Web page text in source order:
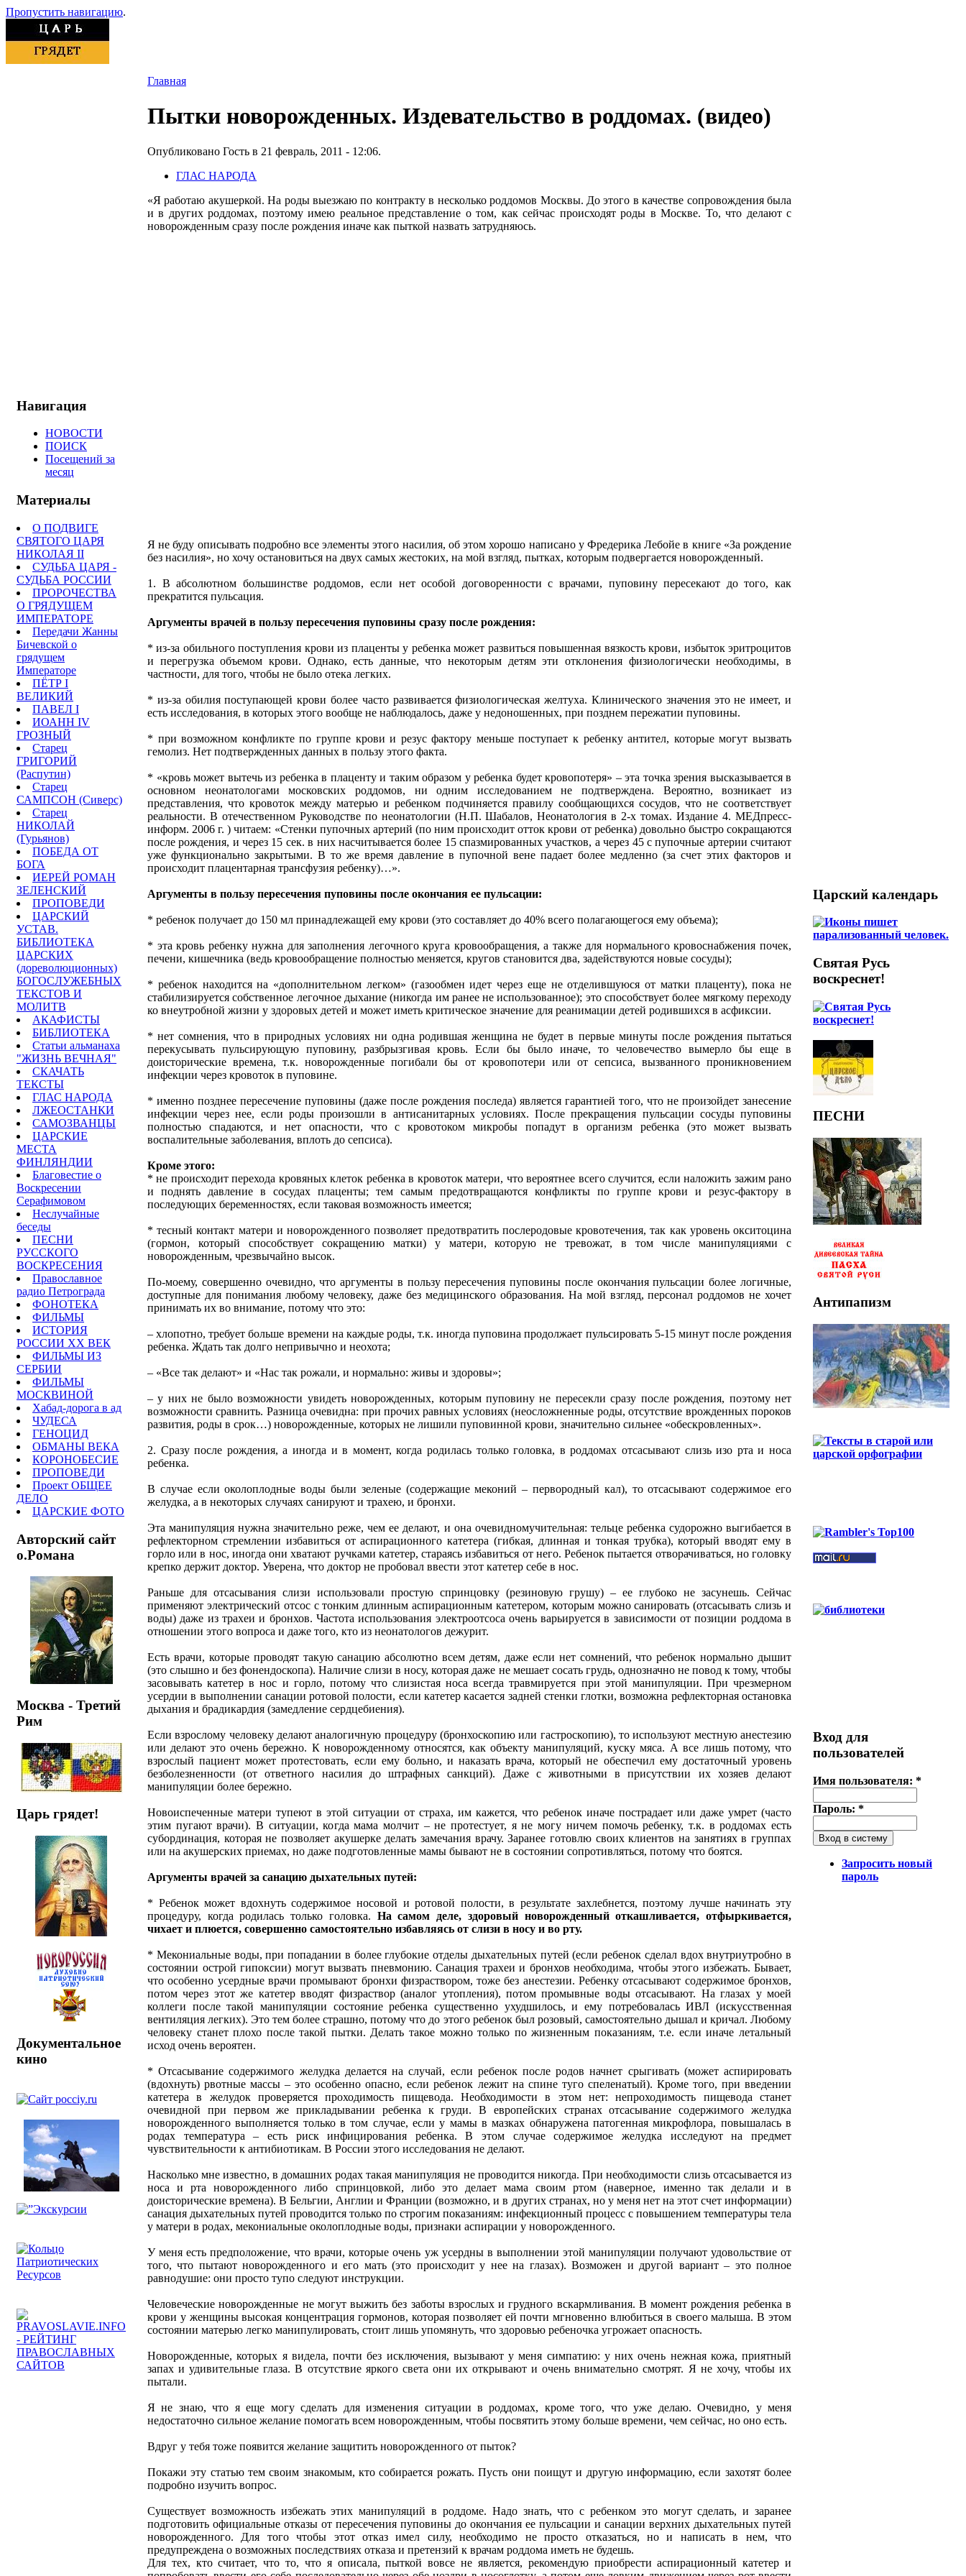
Пропустить навигацию.
Навигация
НОВОСТИ
ПОИСК
Посещений за
месяц
Материалы
О ПОДВИГЕ
СВЯТОГО ЦАРЯ
НИКОЛАЯ II
СУДЬБА ЦАРЯ -
СУДЬБА РОССИИ
ПРОРОЧЕСТВА
О ГРЯДУЩЕМ
ИМПЕРАТОРЕ
Передачи Жанны
Бичевской о
грядущем
Императоре
ПЁТР I
ВЕЛИКИЙ
ПАВЕЛ I
ИОАНН IV
ГРОЗНЫЙ
Старец
ГРИГОРИЙ
(Распутин)
Старец
САМПСОН (Сиверс)
Старец
НИКОЛАЙ
(Гурьянов)
ПОБЕДА ОТ
БОГА
ИЕРЕЙ РОМАН
ЗЕЛЕНСКИЙ
ПРОПОВЕДИ
ЦАРСКИЙ
УСТАВ.
БИБЛИОТЕКА
ЦАРСКИХ
(дореволюционных)
БОГОСЛУЖЕБНЫХ
ТЕКСТОВ И
МОЛИТВ
АКАФИСТЫ
БИБЛИОТЕКА
Статьи альманаха
"ЖИЗНЬ ВЕЧНАЯ"
СКАЧАТЬ
ТЕКСТЫ
ГЛАС НАРОДА
ЛЖЕОСТАНКИ
САМОЗВАНЦЫ
ЦАРСКИЕ
МЕСТА
ФИНЛЯНДИИ
Благовестие о
Воскресении
Серафимовом
Неслучайные
беседы
ПЕСНИ
РУССКОГО
ВОСКРЕСЕНИЯ
Православное
радио Петрограда
ФОНОТЕКА
ФИЛЬМЫ
ИСТОРИЯ
РОССИИ ХХ ВЕК
ФИЛЬМЫ ИЗ
СЕРБИИ
ФИЛЬМЫ
МОСКВИНОЙ
Хабад-дорога в ад
ЧУДЕСА
ГЕНОЦИД
ОБМАНЫ ВЕКА
КОРОНОБЕСИЕ
ПРОПОВЕДИ
Проект ОБЩЕЕ
ДЕЛО
ЦАРСКИЕ ФОТО
Авторский сайт
о.Романа
Москва - Третий
Рим
Царь грядет!
Документальное
кино
Главная
Пытки новорожденных. Издевательство в роддомах. (видео)
Опубликовано Гость в 21 февраль, 2011 - 12:06.
ГЛАС НАРОДА
«Я работаю акушеркой. На роды выезжаю по контракту в несколько роддомов Москвы. До этого в качестве сопровождения была
и в других роддомах, поэтому имею реальное представление о том, как сейчас происходят роды в Москве. То, что делают с
новорожденным сразу после рождения иначе как пыткой назвать затрудняюсь.
Я не буду описывать подробно все элементы этого насилия, об этом хорошо написано у Фредерика Лебойе в книге «За рождение
без насилия», но хочу остановиться на двух самых жестоких, на мой взгляд, пытках, которым подвергается новорожденный.
1. В абсолютном большинстве роддомов, если нет особой договоренности с врачами, пуповину пересекают до того, как
прекратится пульсация.
Аргументы врачей в пользу пересечения пуповины сразу после рождения:
* из-за обильного поступления крови из плаценты у ребенка может развиться повышенная вязкость крови, избыток эритроцитов
и перегрузка объемом крови. Однако, есть данные, что некоторым детям эти отклонения физиологически необходимы, в
частности, для того, чтобы не было отека легких.
* из-за обилия поступающей крови более часто развивается физиологическая желтуха. Клинического значения это не имеет, и
есть исследования, в которых этого вообще не наблюдалось, даже у недоношенных, при позднем пережатии пуповины.
* при возможном конфликте по группе крови и резус фактору меньше поступает к ребенку антител, которые могут вызвать
гемолиз. Нет подтвержденных данных в пользу этого факта.
* «кровь может вытечь из ребенка в плаценту и таким образом у ребенка будет кровопотеря» – эта точка зрения высказывается в
основном неонатологами московских роддомов, ни одним исследованием не подтверждена. Вероятно, возникает из
представления, что кровоток между матерью и ребенком подчиняется правилу сообщающихся сосудов, что не соответствует
реальности. В отечественном Руководстве по неонатологии (Н.П. Шабалов, Неонатология в 2-х томах. Издание 4. МЕДпресс-
информ. 2006 г. ) читаем: «Стенки пупочных артерий (по ним происходит отток крови от ребенка) довольно быстро сокращаются
после рождения, и через 15 сек. в них насчитывается более 15 спазмированных участков, а через 45 с пупочные артерии считают
уже функционально закрытыми. В то же время давление в пупочной вене падает более медленно (за счет этих факторов и
происходит плацентарная трансфузия ребенку)…».
Аргументы в пользу пересечения пуповины после окончания ее пульсации:
* ребенок получает до 150 мл принадлежащей ему крови (это составляет до 40% всего полагающегося ему объема);
* эта кровь ребенку нужна для заполнения легочного круга кровообращения, а также для нормального кровоснабжения почек,
печени, кишечника (ведь кровообращение полностью меняется, кругов становится два, задействуются новые сосуды);
* ребенок находится на «дополнительном легком» (газообмен идет через еще не отделившуюся от матки плаценту), пока не
стабилизируется собственное легочное дыхание (никогда им ранее не использованное); это способствует более мягкому переходу
ко внеутробной жизни у здоровых детей и может иметь критическое значение для реанимации детей родившихся в асфиксии.
* нет сомнения, что в природных условиях ни одна родившая женщина не будет в первые минуты после рождения пытаться
перекусывать пульсирующую пуповину, разбрызгивая кровь. Если бы было иначе, то человечество вымерло бы еще в
доисторические времена, т.к. новорожденные погибали бы от кровопотери или от сепсиса, вызванного проникновением
инфекции через кровоток в пуповине.
* именно позднее пересечение пуповины (даже после рождения последа) является гарантией того, что не произойдет занесение
инфекции через нее, если роды произошли в антисанитарных условиях. После прекращения пульсации сосуды пуповины
полностью спадаются, и нет опасности, что с кровотоком микробы попадут в организм ребенка (это может вызвать
воспалительные заболевания, вплоть до сепсиса).
Кроме этого:
* не происходит перехода кровяных клеток ребенка в кровоток матери, что вероятнее всего случится, если наложить зажим рано
и поднять давление в сосудах плаценты; тем самым предотвращаются конфликты по группе крови и резус-фактору в
последующих беременностях, если таковая возможность имеется;
* тесный контакт матери и новорожденного позволяет предотвратить послеродовые кровотечения, так как уровень окситоцина
(гормон, который способствует сокращению матки) у матери, которую не тревожат, в том числе манипуляциями с
новорожденным, чрезвычайно высок.
По-моему, совершенно очевидно, что аргументы в пользу пересечения пуповины после окончания пульсации более логичные,
доступные для понимания любому человеку, даже без медицинского образования. На мой взгляд, персонал роддомов не хочет
принимать их во внимание, потому что это:
– хлопотно, требует больше времени на каждые роды, т.к. иногда пуповина продолжает пульсировать 5-15 минут после рождения
ребенка. Ждать так долго непривычно и неохота;
– «Все так делают» и «Нас так рожали, и нормально: живы и здоровы»;
– у них не было возможности увидеть новорожденных, которым пуповину не пересекли сразу после рождения, поэтому нет
возможности сравнить. Разница очевидна: при прочих равных условиях (неосложненные роды, отсутствие врожденных пороков
развития, роды в срок…) новорожденные, которых не лишили пуповинной крови, значительно сильнее «обескровленных».
2. Сразу после рождения, а иногда и в момент, когда родилась только головка, в роддомах отсасывают слизь изо рта и носа
ребенка.
В случае если околоплодные воды были зеленые (содержащие меконий – первородный кал), то отсасывают содержимое его
желудка, а в некоторых случаях санируют и трахею, и бронхи.
Эта манипуляция нужна значительно реже, чем ее делают, и она очевидномучительная: тельце ребенка судорожно выгибается в
рефлекторном стремлении избавиться от аспирационного катетера (гибкая, длинная и тонкая трубка), который вводят ему в
горло или в нос, иногда они хватают ручками катетер, стараясь избавиться от него. Ребенок пытается отворачиваться, но головку
крепко держит доктор. Уверена, что доктор не пробовал ввести этот катетер себе в нос.
Раньше для отсасывания слизи использовали простую спринцовку (резиновую грушу) – ее глубоко не засунешь. Сейчас
применяют электрический отсос с тонким длинным аспирационным катетером, которым можно санировать (отсасывать слизь и
воды) даже из трахеи и бронхов. Частота использования электроотсоса очень варьируется в зависимости от позиции роддома в
отношении этого вопроса и даже того, кто из неонатологов дежурит.
Есть врачи, которые проводят такую санацию абсолютно всем детям, даже если нет сомнений, что ребенок нормально дышит
(это слышно и без фонендоскопа). Наличие слизи в носу, которая даже не мешает сосать грудь, однозначно не повод к тому, чтобы
засовывать катетер в нос и горло, потому что слизистая носа всегда травмируется при этой манипуляции. При чрезмерном
усердии в выполнении санации ротовой полости, если катетер касается задней стенки глотки, возможна рефлекторная остановка
дыхания и брадикардия (замедление сердцебиения).
Если взрослому человеку делают аналогичную процедуру (бронхоскопию или гастроскопию), то используют местную анестезию
или делают это очень бережно. К новорожденному относятся, как объекту манипуляций, куску мяса. А все лишь потому, что
взрослый пациент может протестовать, если ему больно, и наказать врача, который не обеспечил ему достаточный уровень
безболезненности (от ответного насилия до штрафных санкций). Даже с животными в присутствии их хозяев делают
манипуляции более бережно.
Новоиспеченные матери тупеют в этой ситуации от страха, им кажется, что ребенок иначе пострадает или даже умрет (часто
этим пугают врачи). В ситуации, когда мама молчит – не протестует, я не могу ничем помочь ребенку, т.к. в роддомах есть
субординация, которая не позволяет акушерке делать замечания врачу. Заранее готовлю своих клиентов на занятиях в группах
или на акушерских приемах, но даже подготовленные мамы бывают не в состоянии сопротивляться, потому что боятся.
Аргументы врачей за санацию дыхательных путей:
* Ребенок может вдохнуть содержимое носовой и ротовой полости, в результате захлебнется, поэтому лучше начинать эту
процедуру, когда родилась только головка. На самом деле, здоровый новорожденный откашливается, отфыркивается,
чихает и плюется, совершенно самостоятельно избавляясь от слизи в носу и во рту.
* Мекониальные воды, при попадании в более глубокие отделы дыхательных путей (если ребенок сделал вдох внутриутробно в
состоянии острой гипоксии) могут вызвать пневмонию. Санация трахеи и бронхов необходима, чтобы этого избежать. Бывает,
что особенно усердные врачи промывают бронхи физраствором, тоже без анестезии. Ребенку отсасывают содержимое бронхов,
потом через этот же катетер вводят физраствор (аналог утопления), потом промывные воды отсасывают. На глазах у моей
коллеги после такой манипуляции состояние ребенка существенно ухудшилось, и ему потребовалась ИВЛ (искусственная
вентиляция легких). Это тем более страшно, потому что до этого ребенок был розовый, самостоятельно дышал и кричал. Любому
человеку станет плохо после такой пытки. Делать такое можно только по жизненным показаниям, т.е. если иначе летальный
исход очень вероятен.
* Отсасывание содержимого желудка делается на случай, если ребенок после родов начнет срыгивать (может аспирировать
(вдохнуть) рвотные массы – это особенно опасно, если ребенок лежит на спине туго спеленатый). Кроме того, при введении
катетера в желудок проверяется проходимость пищевода. Необходимости в этом нет: непроходимость пищевода станет
очевидной при первом же прикладывании ребенка к груди. В европейских странах отсасывание содержимого желудка
новорожденного выполняется только в том случае, если у мамы в мазках обнаружена патогенная микрофлора, повышалась в
родах температура – есть риск инфицирования ребенка. В этом случае содержимое желудка исследуют на предмет
чувствительности к антибиотикам. В России этого исследования не делают.
Насколько мне известно, в домашних родах такая манипуляция не проводится никогда. При необходимости слизь отсасывается из
носа и рта новорожденного либо спринцовкой, либо это делает мама своим ртом (наверное, именно так делали и в
доисторические времена). В Бельгии, Англии и Франции (возможно, и в других странах, но у меня нет на этот счет информации)
санация дыхательных путей проводится только по строгим показаниям: инфекционный процесс с повышением температуры тела
у матери в родах, мекониальные околоплодные воды, признаки аспирации у новорожденного.
У меня есть предположение, что врачи, которые очень уж усердны в выполнении этой манипуляции получают удовольствие от
того, что пытают новорожденного и его мать (это происходит у нее на глазах). Возможен и другой вариант – это полное
равнодушие: они просто тупо следуют инструкции.
Человеческие новорожденные не могут выжить без заботы взрослых и грудного вскармливания. В момент рождения ребенка в
крови у женщины высокая концентрация гормонов, которая позволяет ей почти мгновенно влюбиться в своего малыша. В этом
состоянии матерью легко манипулировать, стоит лишь упомянуть, что здоровью ребеночка угрожает опасность.
Новорожденные, которых я видела, почти без исключения, вызывают у меня симпатию: у них очень нежная кожа, приятный
запах и удивительные глаза. В отсутствие яркого света они их открывают и очень внимательно смотрят. Я не хочу, чтобы их
пытали.
Я не знаю, что я еще могу сделать для изменения ситуации в роддомах, кроме того, что уже делаю. Очевидно, у меня
недостаточно сильное желание помогать всем новорожденным, чтобы посвятить этому больше времени, чем сейчас, но оно есть.
Вдруг у тебя тоже появится желание защитить новорожденного от пыток?
Покажи эту статью тем своим знакомым, кто собирается рожать. Пусть они поищут и другую информацию, если захотят более
подробно изучить вопрос.
Существует возможность избежать этих манипуляций в роддоме. Надо знать, что с ребенком это могут сделать, и заранее
подготовить официальные отказы от пересечения пуповины до окончания ее пульсации и санации верхних дыхательных путей
новорожденного. Для того чтобы этот отказ имел силу, необходимо не просто отказаться, но и написать в нем, что
предупреждена о возможных последствиях отказа и претензий к врачам роддома иметь не будешь.
Для тех, кто считает, что то, что я описала, пыткой вовсе не является, рекомендую приобрести аспирационный катетер и
Царский календарь
Святая Русь
воскреснет!
ПЕСНИ
Антипапизм
Вход для
пользователей
Имя пользователя: *
Пароль: *
Запросить новый
пароль